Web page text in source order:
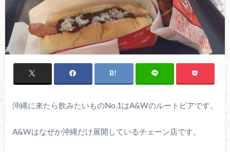
沖縄に来たら飲みたいものNo.1はA&Wのルートビアです。
A&Wはなぜか沖縄だけ展開しているチェーン店です。